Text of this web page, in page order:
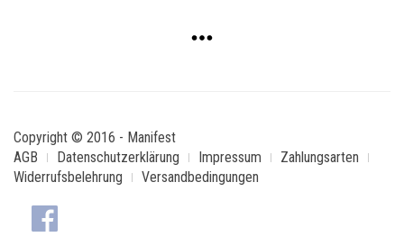
Copyright © 2016 - Manifest
AGB
Datenschutzerklärung Impressum
Zahlungsarten
Widerrufsbelehrung
Versandbedingungen